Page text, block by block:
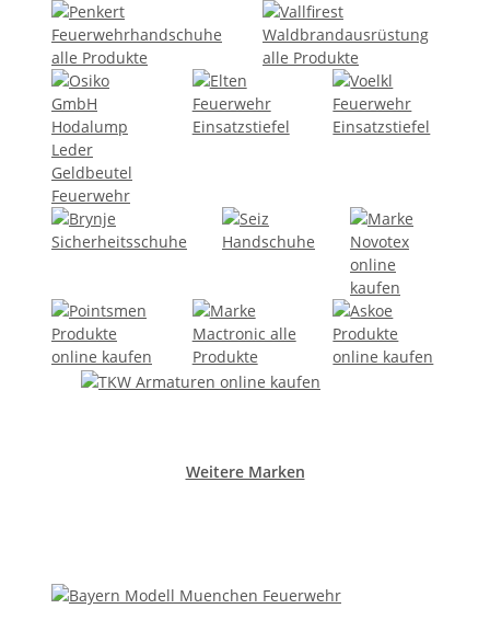
Weitere Marken